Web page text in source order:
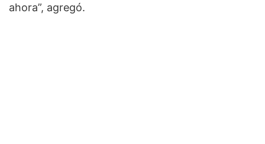
ahora”, agregó.